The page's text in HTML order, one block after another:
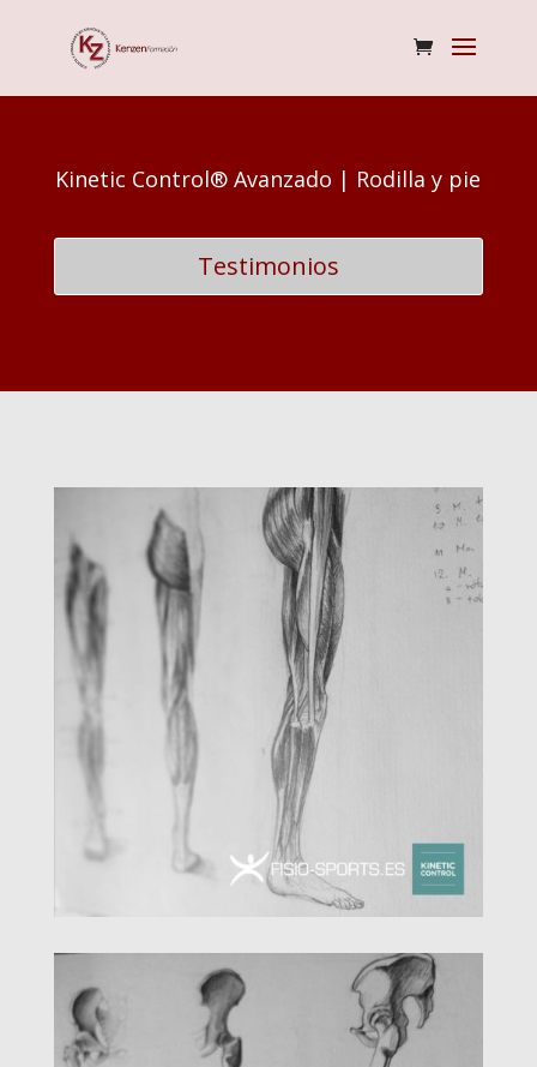
Kinetic Control® Avanzado | Rodilla y pie
Testimonios